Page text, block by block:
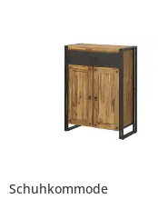
Schuhkommode